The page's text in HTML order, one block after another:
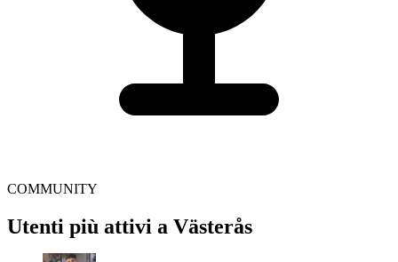
COMMUNITY
Utenti più attivi a Västerås